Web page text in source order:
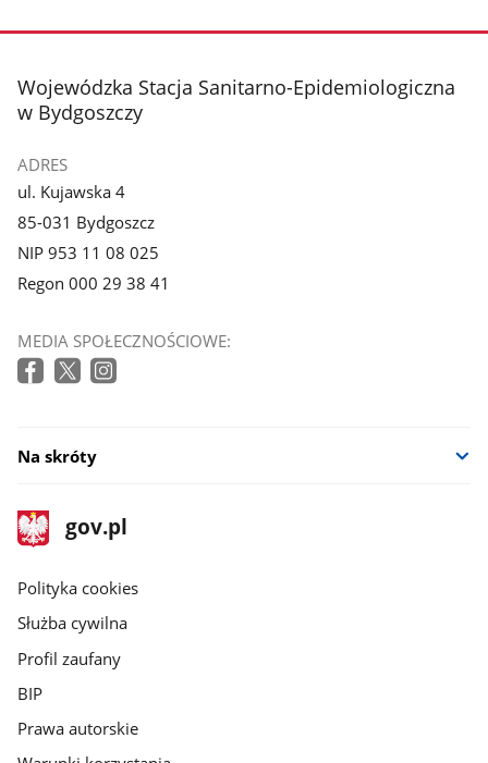
stopka
Wojewódzka Stacja Sanitarno-Epidemiologiczna
w Bydgoszczy
ADRES
ul. Kujawska 4
85-031 Bydgoszcz
NIP 953 11 08 025
Regon 000 29 38 41
MEDIA SPOŁECZNOŚCIOWE:
Na skróty
stopka
gov.pl
Strona
gov.pl
gov.pl
Polityka cookies
Służba cywilna
Profil zaufany
BIP
Prawa autorskie